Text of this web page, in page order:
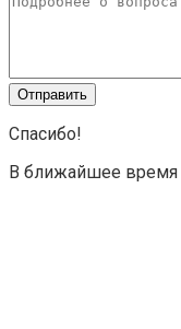
Спасибо!
В ближайшее